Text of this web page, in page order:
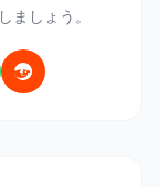
ましょう。